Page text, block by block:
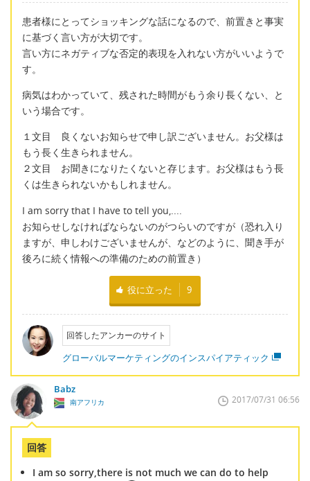
患者様にとってショッキングな話になるので、前置きと事実
に基づく言い方が大切です。
言い方にネガティブな否定的表現を入れない方がいいようで
す。
病気はわかっていて、残された時間がもう余り長くない、と
いう場合です。
１文目 良くないお知らせで申し訳ございません。お父様は
もう長く生きられません。
２文目 お聞きになりたくないと存じます。お父様はもう長
くは生きられないかもしれません。
I am sorry that I have to tell you,....
お知らせしなければならないのがつらいのですが（恐れ入り
ますが、申しわけございませんが、などのように、聞き手が
後ろに続く情報への準備のための前置き）
役に立った 9
回答したアンカーのサイト
グローバルマーケティングのインスパイアティック
Babz
南アフリカ 2017/07/31 06:56
回答
I am so sorry,there is not much we can do to help